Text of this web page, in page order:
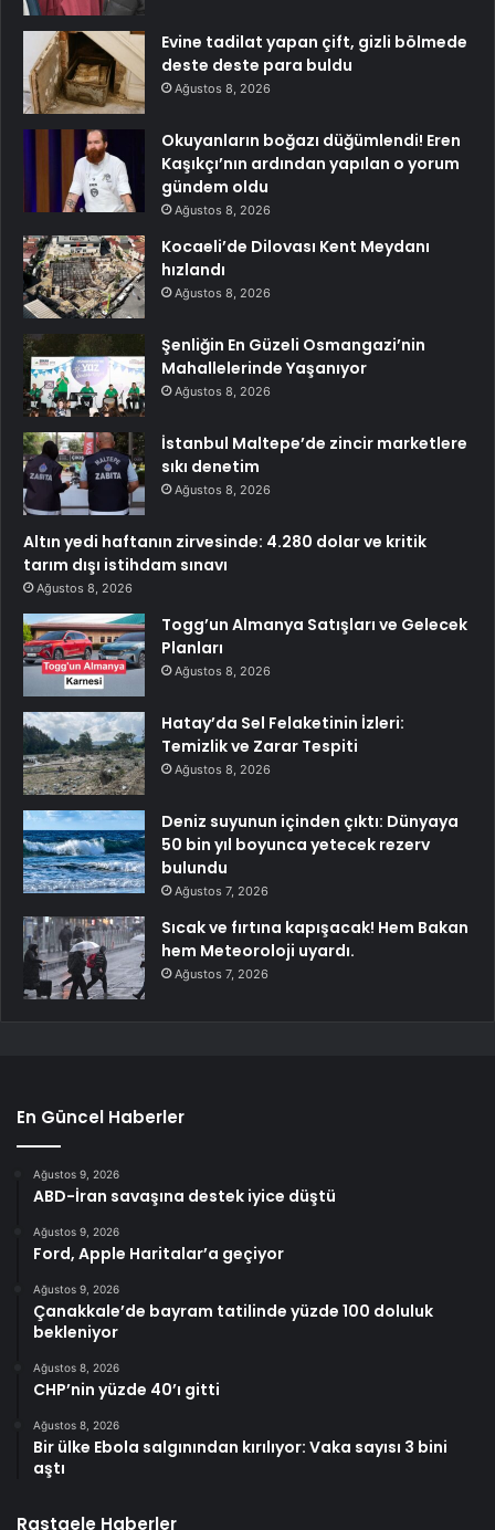
Evine tadilat yapan çift, gizli bölmede
deste deste para buldu
Ağustos 8, 2026
Okuyanların boğazı düğümlendi! Eren
Kaşıkçı’nın ardından yapılan o yorum
gündem oldu
Ağustos 8, 2026
Kocaeli’de Dilovası Kent Meydanı
hızlandı
Ağustos 8, 2026
Şenliğin En Güzeli Osmangazi’nin
Mahallelerinde Yaşanıyor
Ağustos 8, 2026
İstanbul Maltepe’de zincir marketlere
sıkı denetim
Ağustos 8, 2026
Altın yedi haftanın zirvesinde: 4.280 dolar ve kritik
tarım dışı istihdam sınavı
Ağustos 8, 2026
Togg’un Almanya Satışları ve Gelecek
Planları
Ağustos 8, 2026
Hatay’da Sel Felaketinin İzleri:
Temizlik ve Zarar Tespiti
Ağustos 8, 2026
Deniz suyunun içinden çıktı: Dünyaya
50 bin yıl boyunca yetecek rezerv
bulundu
Ağustos 7, 2026
Sıcak ve fırtına kapışacak! Hem Bakan
hem Meteoroloji uyardı.
Ağustos 7, 2026
En Güncel Haberler
Ağustos 9, 2026
ABD-İran savaşına destek iyice düştü
Ağustos 9, 2026
Ford, Apple Haritalar’a geçiyor
Ağustos 9, 2026
Çanakkale’de bayram tatilinde yüzde 100 doluluk
bekleniyor
Ağustos 8, 2026
CHP’nin yüzde 40’ı gitti
Ağustos 8, 2026
Bir ülke Ebola salgınından kırılıyor: Vaka sayısı 3 bini
aştı
Rastgele Haberler